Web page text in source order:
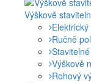
Výškově
Ručně
Výškově
Rohový